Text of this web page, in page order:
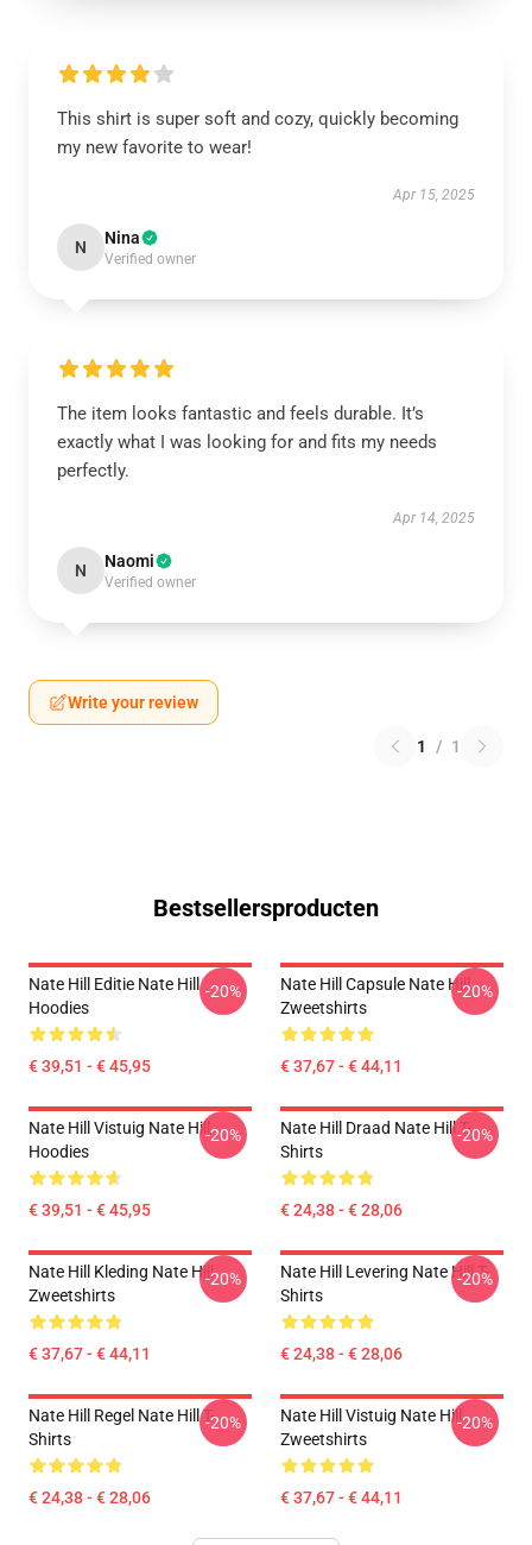
This shirt is super soft and cozy, quickly becoming
my new favorite to wear!
Apr 15, 2025
N Nina
Verified owner
The item looks fantastic and feels durable. It’s
exactly what I was looking for and fits my needs
perfectly.
Apr 14, 2025
N Naomi
Verified owner
Write your review
1 / 1
Bestsellersproducten
Nate Hill Editie Nate Hill
Hoodies
€ 39,51 - € 45,95
-20%
Nate Hill Capsule Nate Hill
Zweetshirts
€ 37,67 - € 44,11
-20%
Nate Hill Vistuig Nate Hill
Hoodies
€ 39,51 - € 45,95
-20%
Nate Hill Draad Nate Hill T-
Shirts
€ 24,38 - € 28,06
-20%
Nate Hill Kleding Nate Hill
Zweetshirts
€ 37,67 - € 44,11
-20%
Nate Hill Levering Nate Hill T-
Shirts
€ 24,38 - € 28,06
-20%
Nate Hill Regel Nate Hill T-
Shirts
€ 24,38 - € 28,06
-20%
Nate Hill Vistuig Nate Hill
Zweetshirts
€ 37,67 - € 44,11
-20%